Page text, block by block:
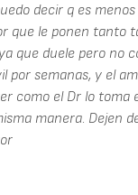
decir q es
que le ponen tanto
que duele pero no
por semanas, y el
como el Dr lo toma
manera. Dejen